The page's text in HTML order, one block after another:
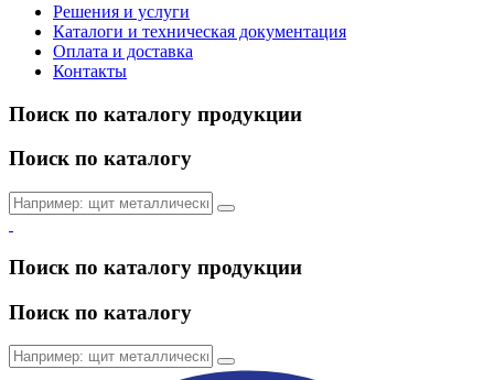
Решения и услуги
Каталоги и техническая документация
Оплата и доставка
Контакты
Поиск по каталогу продукции
Поиск по каталогу
Поиск по каталогу продукции
Поиск по каталогу